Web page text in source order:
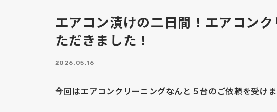
エアコン漬けの二日間！エアコン
ただきました！
2026.05.16
今回はエアコンクリーニングなんと５台のご依頼を受けま